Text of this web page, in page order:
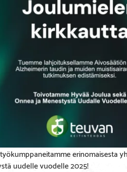
erinomaisesta
uudelle vuodelle 2025!